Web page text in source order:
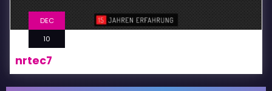
DEC
10
nrtec7